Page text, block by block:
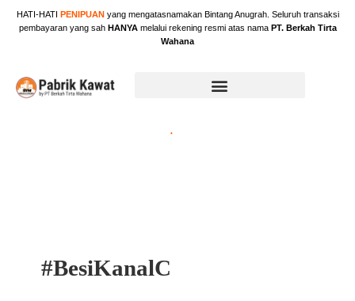
HATI-HATI PENIPUANyang mengatasnamakan Bintang Anugrah. Seluruh transaksi
pembayaran yang sah HANYAmelalui rekening resmi atas nama PT. Berkah Tirta
Wahana
#BesiKanalC